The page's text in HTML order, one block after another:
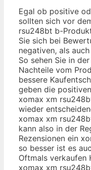
Egal ob positive
sollten sich vor
rsu248bt b-
Sie sich bei
negativen, als
So sehen Sie in
Nachteile vom
bessere
geben die
xomax xm
wieder
xomax xm
kann also in der
Rezensionen ein
so besser ist es
Oftmals verkaufen
xomax xm